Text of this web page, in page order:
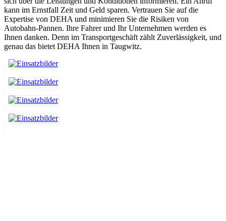
kann im Ernstfall Zeit und Geld sparen. Vertrauen Sie auf die
Expertise von DEHA und minimieren Sie die Risiken von
Autobahn-Pannen. Ihre Fahrer und Ihr Unternehmen werden es
Ihnen danken. Denn im Transportgeschäft zählt Zuverlässigkeit, und
genau das bietet DEHA Ihnen in Taugwitz.